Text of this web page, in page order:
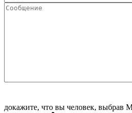
докажите, что вы человек, выбрав